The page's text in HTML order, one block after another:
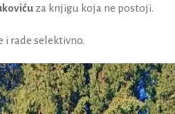
za knjigu koja ne postoji.
i rade selektivno.